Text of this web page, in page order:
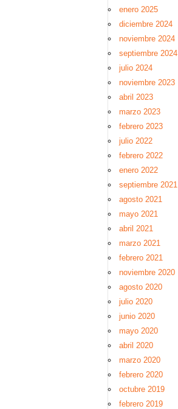
enero 2025
diciembre 2024
noviembre 2024
septiembre 2024
julio 2024
noviembre 2023
abril 2023
marzo 2023
febrero 2023
julio 2022
febrero 2022
enero 2022
septiembre 2021
agosto 2021
mayo 2021
abril 2021
marzo 2021
febrero 2021
noviembre 2020
agosto 2020
julio 2020
junio 2020
mayo 2020
abril 2020
marzo 2020
febrero 2020
octubre 2019
febrero 2019